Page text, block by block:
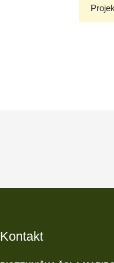
Kontakt